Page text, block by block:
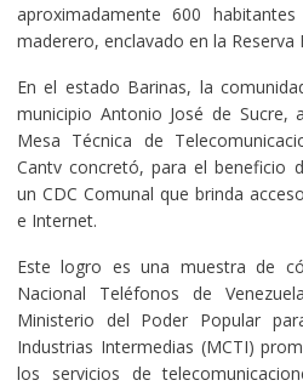
aproximadamente 600
maderero, enclavado en la
En el estado Barinas, la
municipio Antonio José de
Mesa Técnica de
Cantv concretó, para el beneficio
un CDC Comunal que brinda
e Internet.
Este logro es una muestra de
Nacional Teléfonos de
Ministerio del Poder Popular
Industrias Intermedias (MCTI)
los servicios de